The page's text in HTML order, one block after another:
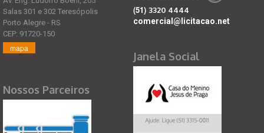
Salas 301 e 302 Teresópolis
Porto Alegre - RS
CEP: 91720-150
mapa
Nossos Parceiros
(51) 3320 4444
comercial@licitacao.net
Janela Social